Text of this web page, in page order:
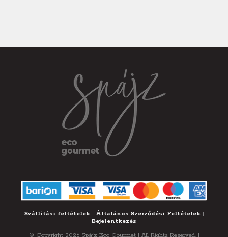
Szállítási feltételek| Általános Szerződési Feltételek|
Bejelentkezés
© Copyright 2026 Spájz Eco Gourmet | All Rights Reserved. |